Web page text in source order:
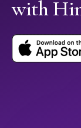
with